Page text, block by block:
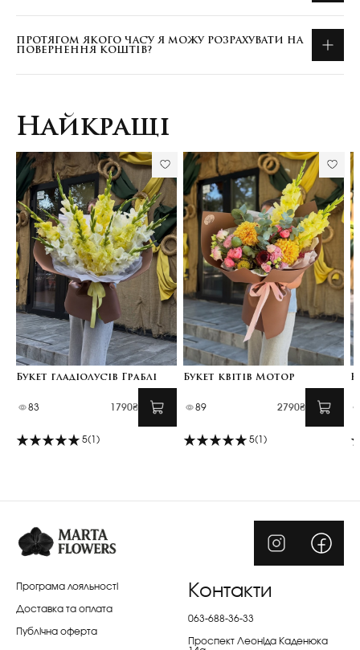
ПРОТЯГОМ ЯКОГО ЧАСУ Я МОЖУ РОЗРАХУВАТИ НА
ПОВЕРНЕННЯ КОШТІВ?
Найкращі
Букет гладіолусів Граблі
83 1790₴
5(1)
Букет квітів Мотор
89 2790₴
5(1)
Програма лояльності
Доставка та оплата
Публічна оферта
Контакти
063-688-36-33
Проспект Леоніда Каденюка